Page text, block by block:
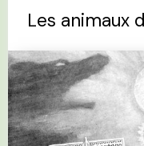
Les animaux